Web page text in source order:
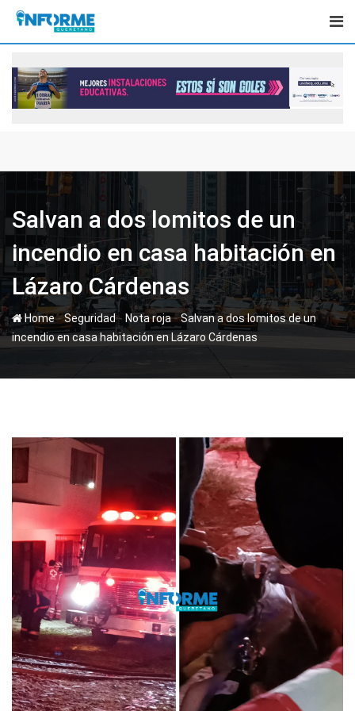
Skip
content
Salvan a dos lomitos de un
incendio en casa habitación en
Lázaro Cárdenas
Home-Seguridad- Nota roja-Salvan a dos lomitos de un
incendio en casa habitación en Lázaro Cárdenas